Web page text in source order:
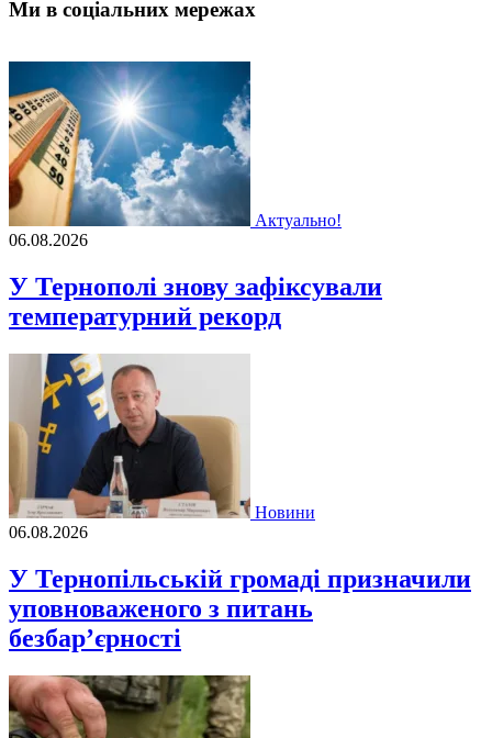
Ми в соціальних мережах
Актуально!
06.08.2026
У Тернополі знову зафіксували
температурний рекорд
Новини
06.08.2026
У Тернопільській громаді призначили
уповноваженого з питань
безбар’єрності